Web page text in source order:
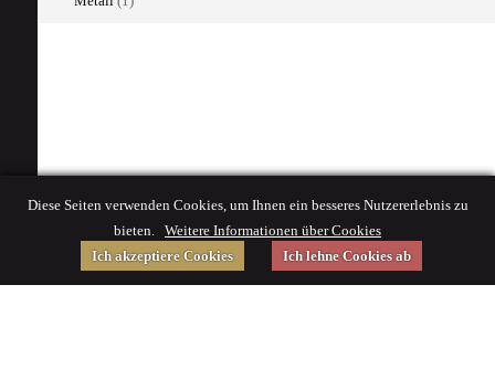
Diese Seiten verwenden Cookies, um Ihnen ein besseres Nutzererlebnis zu
bieten. Weitere Informationen über Cookies
Ich akzeptiere Cookies
Ich lehne Cookies ab